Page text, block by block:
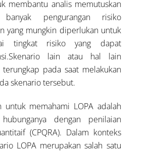
membantu analis memutuskan
banyak pengurangan risiko
yang mungkin diperlukan untuk
tingkat risiko yang dapat
lain atau hal lain
terungkap pada saat melakukan
skenario tersebut.
untuk memahami LOPA adalah
dengan penilaian
(CPQRA). Dalam konteks
LOPA merupakan salah satu